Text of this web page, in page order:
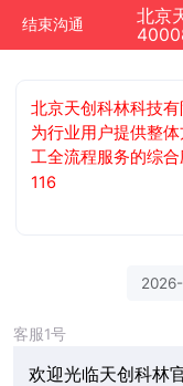
结束沟通
北京天创科林科技
为行业用户提供整
工全流程服务的综
116
客服1号
欢迎光临天创科林